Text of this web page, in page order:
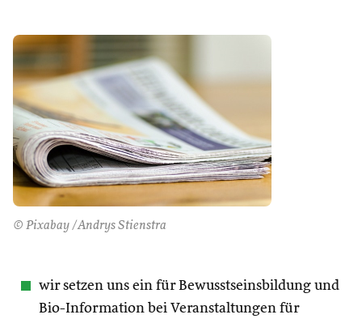
© Pixabay /Andrys Stienstra
wir setzen uns ein für Bewusstseinsbildung und
Bio-Information bei Veranstaltungen für